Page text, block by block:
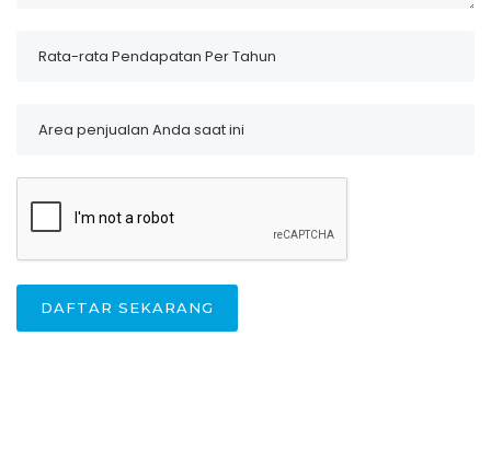
DAFTAR SEKARANG